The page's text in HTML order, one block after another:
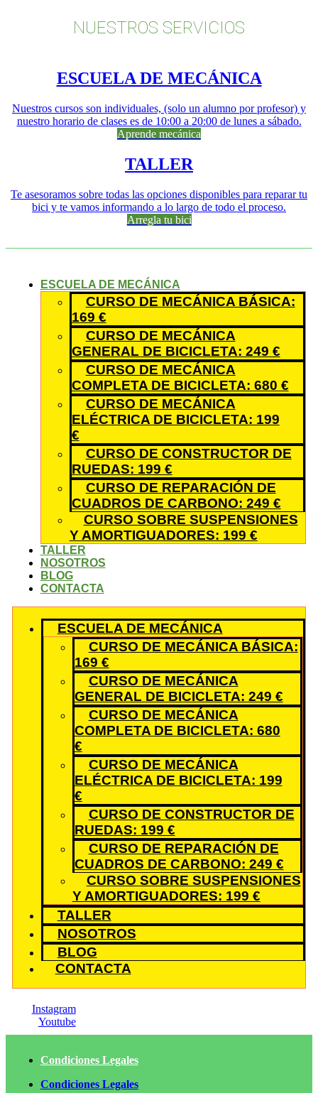
NUESTROS SERVICIOS
ESCUELA DE MECÁNICA
Nuestros cursos son individuales, (solo un alumno por profesor) y
nuestro horario de clases es de 10:00 a 20:00 de lunes a sábado.
Aprende mecánica
TALLER
Te asesoramos sobre todas las opciones disponibles para reparar tu
bici y te vamos informando a lo largo de todo el proceso.
Arregla tu bici
ESCUELA DE MECÁNICA
CURSO DE MECÁNICA BÁSICA:
169 €
CURSO DE MECÁNICA
GENERAL DE BICICLETA: 249 €
CURSO DE MECÁNICA
COMPLETA DE BICICLETA: 680 €
CURSO DE MECÁNICA
ELÉCTRICA DE BICICLETA: 199
€
CURSO DE CONSTRUCTOR DE
RUEDAS: 199 €
CURSO DE REPARACIÓN DE
CUADROS DE CARBONO: 249 €
CURSO SOBRE SUSPENSIONES
Y AMORTIGUADORES: 199 €
TALLER
NOSOTROS
BLOG
CONTACTA
ESCUELA DE MECÁNICA
CURSO DE MECÁNICA BÁSICA:
169 €
CURSO DE MECÁNICA
GENERAL DE BICICLETA: 249 €
CURSO DE MECÁNICA
COMPLETA DE BICICLETA: 680
€
CURSO DE MECÁNICA
ELÉCTRICA DE BICICLETA: 199
€
CURSO DE CONSTRUCTOR DE
RUEDAS: 199 €
CURSO DE REPARACIÓN DE
CUADROS DE CARBONO: 249 €
CURSO SOBRE SUSPENSIONES
Y AMORTIGUADORES: 199 €
TALLER
NOSOTROS
BLOG
CONTACTA
Instagram
Youtube
Condiciones Legales
Condiciones Legales